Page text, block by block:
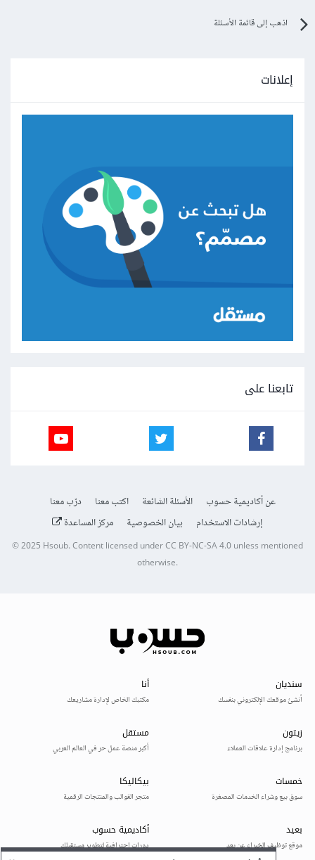
اذهب إلى قائمة الأسئلة
إعلانات
تابعنا على
عن أكاديمية حسوب الأسئلة الشائعة اكتب معنا
درّب معنا
إرشادات الاستخدام
بيان الخصوصية مركز المساعدة
© 2025Hsoub.Content licensed underCC BY-NC-SA 4.0unless mentioned
otherwise.